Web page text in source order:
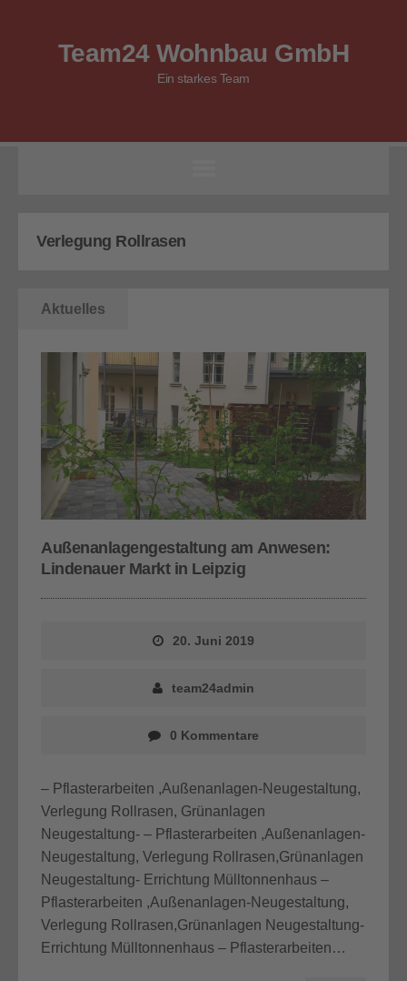
Team24 Wohnbau GmbH
Ein starkes Team
Verlegung Rollrasen
Aktuelles
Außenanlagengestaltung am Anwesen:
Lindenauer Markt in Leipzig
20. Juni 2019
team24admin
0 Kommentare
– Pflasterarbeiten ,Außenanlagen-Neugestaltung,
Verlegung Rollrasen, Grünanlagen
Neugestaltung- – Pflasterarbeiten ,Außenanlagen-
Neugestaltung, Verlegung Rollrasen,Grünanlagen
Neugestaltung- Errichtung Mülltonnenhaus –
Pflasterarbeiten ,Außenanlagen-Neugestaltung,
Verlegung Rollrasen,Grünanlagen Neugestaltung-
Errichtung Mülltonnenhaus – Pflasterarbeiten…